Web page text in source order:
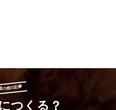
の他の記事
つくる？